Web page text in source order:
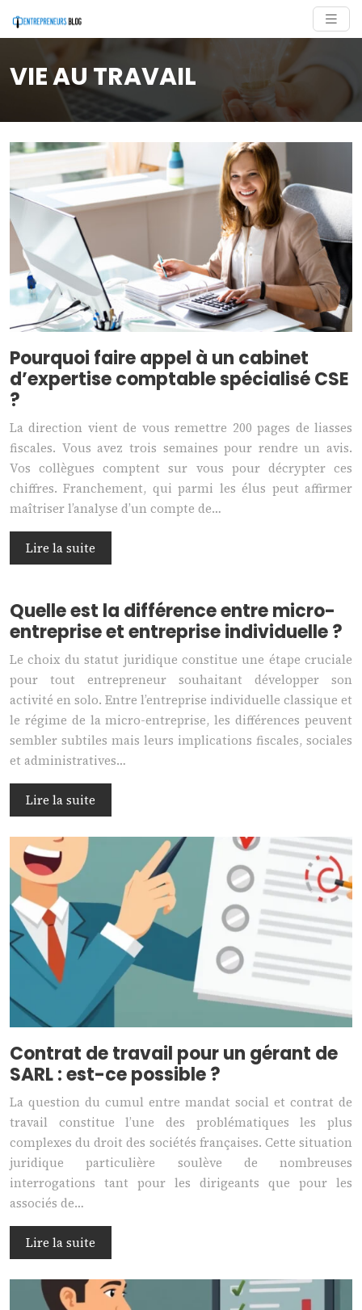
VIE AU TRAVAIL
Pourquoi faire appel à un cabinet
d’expertise comptable spécialisé CSE
?
La direction vient de vous remettre 200 pages de liasses
fiscales. Vous avez trois semaines pour rendre un avis.
Vos collègues comptent sur vous pour décrypter ces
chiffres. Franchement, qui parmi les élus peut affirmer
maîtriser l’analyse d’un compte de…
Lire la suite
Quelle est la différence entre micro-
entreprise et entreprise individuelle ?
Le choix du statut juridique constitue une étape cruciale
pour tout entrepreneur souhaitant développer son
activité en solo. Entre l’entreprise individuelle classique et
le régime de la micro-entreprise, les différences peuvent
sembler subtiles mais leurs implications fiscales, sociales
et administratives…
Lire la suite
Contrat de travail pour un gérant de
SARL : est-ce possible ?
La question du cumul entre mandat social et contrat de
travail constitue l’une des problématiques les plus
complexes du droit des sociétés françaises. Cette situation
juridique particulière soulève de nombreuses
interrogations tant pour les dirigeants que pour les
associés de…
Lire la suite